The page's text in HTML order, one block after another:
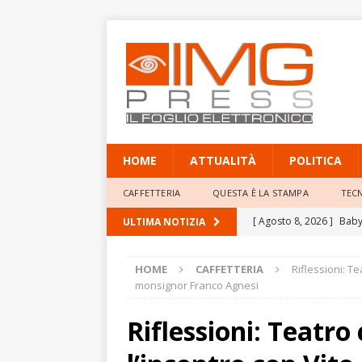
HOME ATTUALITÀ POLITICA
CAFFETTERIA QUESTA È LA STAMPA
ULTIMA NOTIZIA [ Agosto 8, 2026 ]
[ Agosto 8, 2026 ]
[ Agosto 8, 2026 ]
annulla il
HOME CAFFETTERIA
Riflessioni:
monsignor Franco Agnesi
Riflessioni: